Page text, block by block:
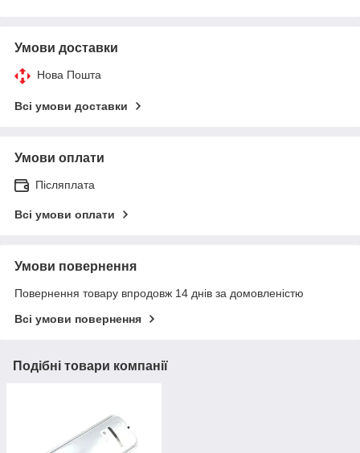
Умови доставки
Нова Пошта
Всі умови доставки
Умови оплати
Післяплата
Всі умови оплати
Умови повернення
Повернення товару впродовж 14 днів за домовленістю
Всі умови повернення
Подібні товари компанії